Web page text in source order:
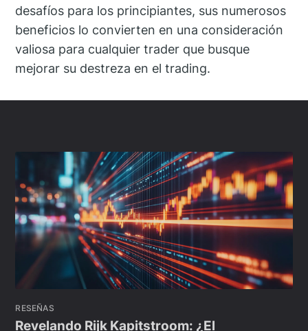
desafíos para los principiantes, sus numerosos
beneficios lo convierten en una consideración
valiosa para cualquier trader que busque
mejorar su destreza en el trading.
RESEÑAS
Revelando Rijk Kapitstroom: ¿El